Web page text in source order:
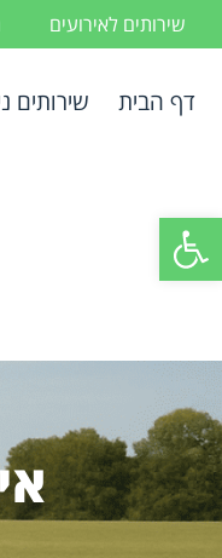
פתח סרגל נגישות
שירותים לאירועים
דף הבית שירותים